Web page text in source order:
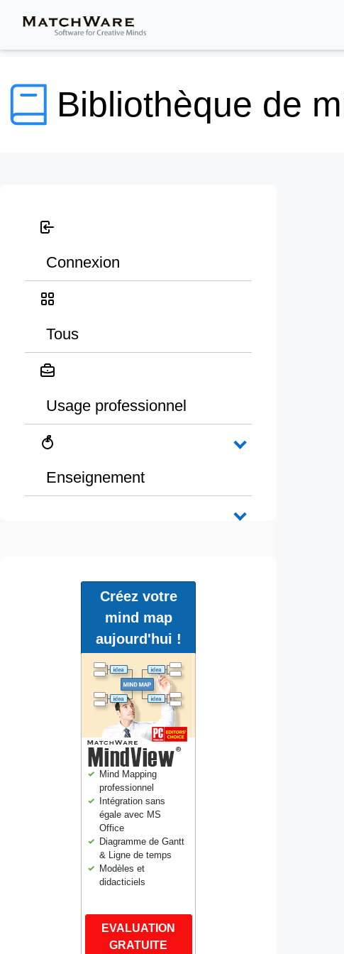
Bibliothèque de
Connexion
Tous
Usage professionnel
Enseignement
Créez votre
mind map
aujourd'hui !
Mind Mapping
professionnel
Intégration sans
égale avec MS
Office
Diagramme de Gantt
& Ligne de temps
Modèles et
didacticiels
EVALUATION
GRATUITE